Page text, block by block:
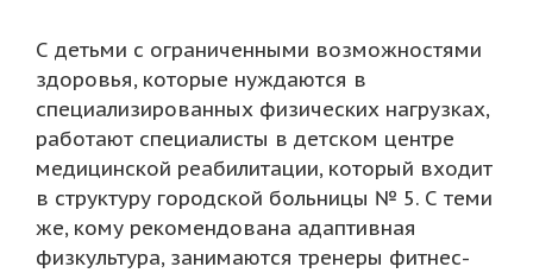
С детьми с ограниченными возможностями
здоровья, которые нуждаются в
специализированных физических нагрузках,
работают специалисты в детском центре
медицинской реабилитации, который входит
в структуру городской больницы № 5. С теми
же, кому рекомендована адаптивная
физкультура, занимаются тренеры фитнес-